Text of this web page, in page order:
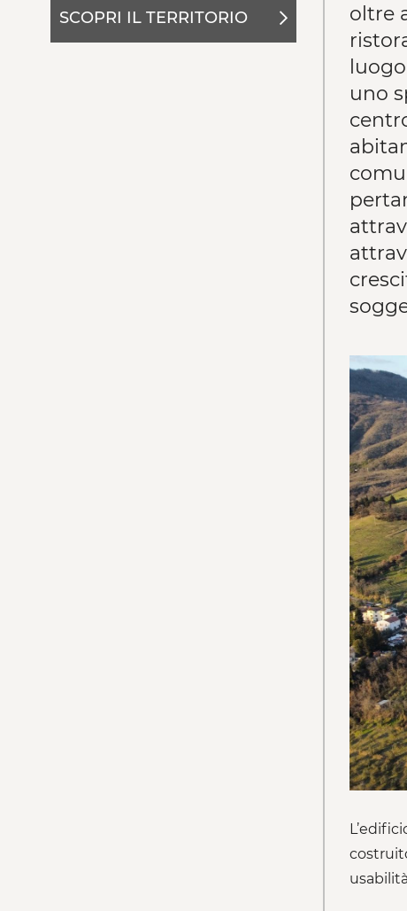
SCOPRI IL TERRITORIO
oltre
uno